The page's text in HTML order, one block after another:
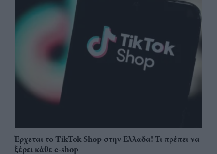
Έρχεται το TikTok Shop στην Ελλάδα! Τι πρέπει να
ξέρει κάθε e-shop